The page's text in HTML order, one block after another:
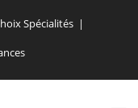
Spécialités